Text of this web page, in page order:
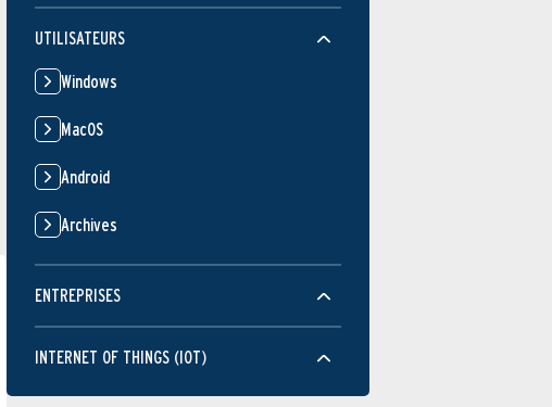
UTILISATEURS
Windows
MacOS
Android
Archives
ENTREPRISES
INTERNET OF THINGS (IOT)